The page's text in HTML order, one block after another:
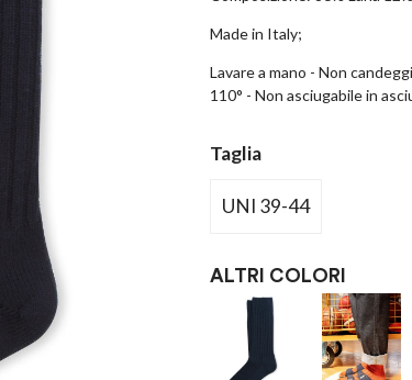
Made in Italy;
Lavare a mano - Non
110° - Non asciugabile in
Taglia
UNI 39-44
ALTRI COLORI